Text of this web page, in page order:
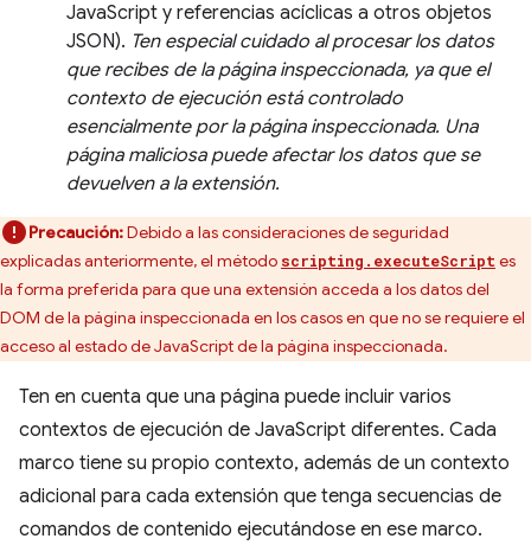
JavaScript y referencias acíclicas a otros objetos
JSON). Ten especial cuidado al procesar los datos
que recibes de la página inspeccionada, ya que el
contexto de ejecución está controlado
esencialmente por la página inspeccionada. Una
página maliciosa puede afectar los datos que se
devuelven a la extensión.
Precaución:Debido a las consideraciones de seguridad
explicadas anteriormente, el método scripting.executeScript es
la forma preferida para que una extensión acceda a los datos del
DOM de la página inspeccionada en los casos en que no se requiere el
acceso al estado de JavaScript de la página inspeccionada.
Ten en cuenta que una página puede incluir varios
contextos de ejecución de JavaScript diferentes. Cada
marco tiene su propio contexto, además de un contexto
adicional para cada extensión que tenga secuencias de
comandos de contenido ejecutándose en ese marco.